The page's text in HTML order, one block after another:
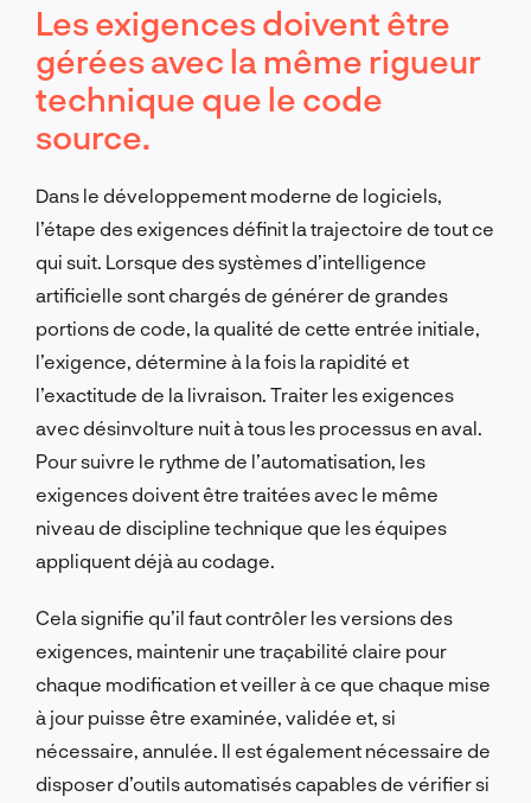
Les exigences doivent être
gérées avec la même rigueur
technique que le code
source.
Dans le développement moderne de logiciels,
l’étape des exigences définit la trajectoire de tout ce
qui suit. Lorsque des systèmes d’intelligence
artificielle sont chargés de générer de grandes
portions de code, la qualité de cette entrée initiale,
l’exigence, détermine à la fois la rapidité et
l’exactitude de la livraison. Traiter les exigences
avec désinvolture nuit à tous les processus en aval.
Pour suivre le rythme de l’automatisation, les
exigences doivent être traitées avec le même
niveau de discipline technique que les équipes
appliquent déjà au codage.
Cela signifie qu’il faut contrôler les versions des
exigences, maintenir une traçabilité claire pour
chaque modification et veiller à ce que chaque mise
à jour puisse être examinée, validée et, si
nécessaire, annulée. Il est également nécessaire de
disposer d’outils automatisés capables de vérifier si